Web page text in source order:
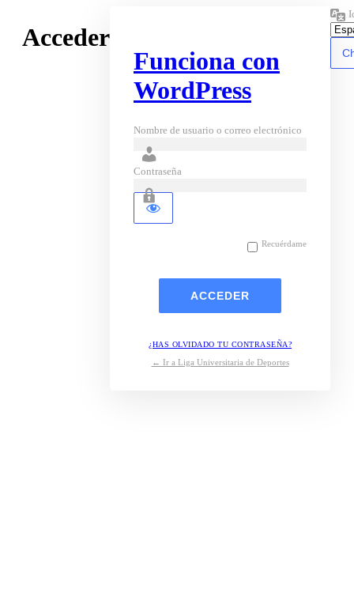
Acceder
Funciona con
WordPress
Nombre de usuario o correo electrónico
Contraseña
Recuérdame
¿HAS OLVIDADO TU CONTRASEÑA?
← Ir a Liga Universitaria de Deportes